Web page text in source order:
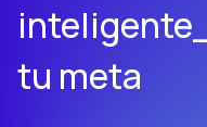
tu meta